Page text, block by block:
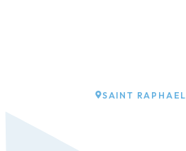
SAINT RAPHAEL